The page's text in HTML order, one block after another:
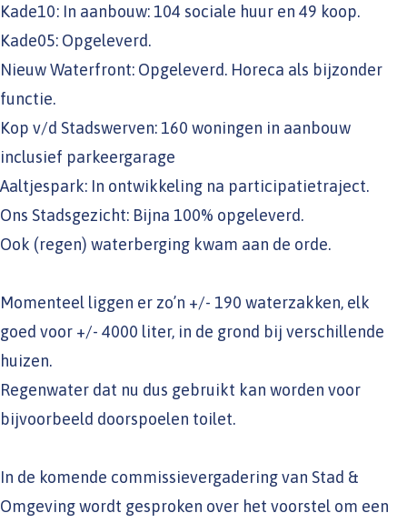
Kade10: In aanbouw: 104 sociale huur en 49 koop.
Kade05: Opgeleverd.
Nieuw Waterfront: Opgeleverd. Horeca als bijzonder
functie.
Kop v/d Stadswerven: 160 woningen in aanbouw
inclusief parkeergarage
Aaltjespark: In ontwikkeling na participatietraject.
Ons Stadsgezicht: Bijna 100% opgeleverd.
Ook (regen) waterberging kwam aan de orde.
Momenteel liggen er zo’n +/- 190 waterzakken, elk
goed voor +/- 4000 liter, in de grond bij verschillende
huizen.
Regenwater dat nu dus gebruikt kan worden voor
bijvoorbeeld doorspoelen toilet.
In de komende commissievergadering van Stad &
Omgeving wordt gesproken over het voorstel om een